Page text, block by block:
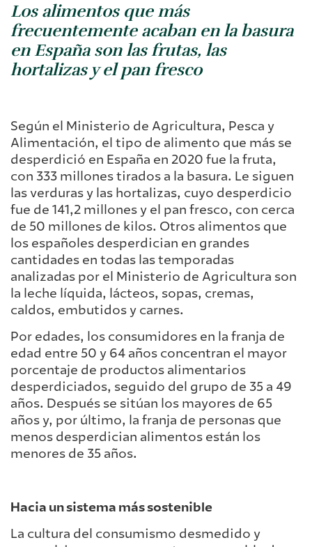
Los alimentos que más
frecuentemente acaban en la basura
en España son las frutas, las
hortalizas y el pan fresco
Según el Ministerio de Agricultura, Pesca y
Alimentación, el tipo de alimento que más se
desperdició en España en 2020 fue la fruta,
con 333 millones tirados a la basura. Le siguen
las verduras y las hortalizas, cuyo desperdicio
fue de 141,2 millones y el pan fresco, con cerca
de 50 millones de kilos. Otros alimentos que
los españoles desperdician en grandes
cantidades en todas las temporadas
analizadas por el Ministerio de Agricultura son
la leche líquida, lácteos, sopas, cremas,
caldos, embutidos y carnes.
Por edades, los consumidores en la franja de
edad entre 50 y 64 años concentran el mayor
porcentaje de productos alimentarios
desperdiciados, seguido del grupo de 35 a 49
años. Después se sitúan los mayores de 65
años y, por último, la franja de personas que
menos desperdician alimentos están los
menores de 35 años.
Hacia un sistema más sostenible
La cultura del consumismo desmedido y